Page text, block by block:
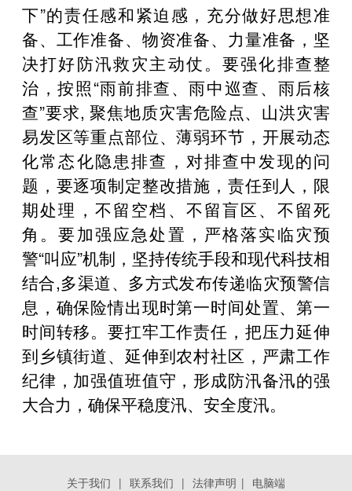
下”的责任感和紧迫感，充分做好思想准
备、工作准备、物资准备、力量准备，坚
决打好防汛救灾主动仗。要强化排查整
治，按照“雨前排查、雨中巡查、雨后核
查”要求, 聚焦地质灾害危险点、山洪灾害
易发区等重点部位、薄弱环节，开展动态
化常态化隐患排查，对排查中发现的问
题，要逐项制定整改措施，责任到人，限
期处理，不留空档、不留盲区、不留死
角。要加强应急处置，严格落实临灾预
警“叫应”机制，坚持传统手段和现代科技相
结合,多渠道、多方式发布传递临灾预警信
息，确保险情出现时第一时间处置、第一
时间转移。要扛牢工作责任，把压力延伸
到乡镇街道、延伸到农村社区，严肃工作
纪律，加强值班值守，形成防汛备汛的强
大合力，确保平稳度汛、安全度汛。
关于我们 | 联系我们 | 法律声明 | 电脑端